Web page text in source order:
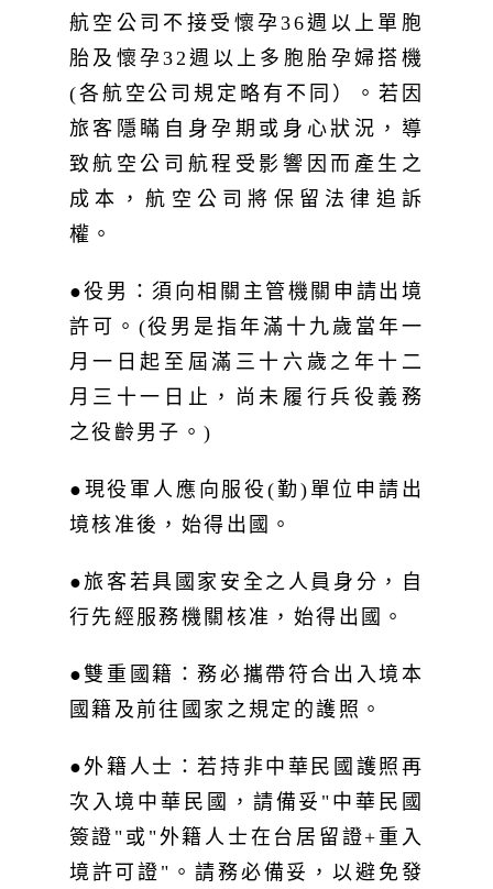
航空公司不接受懷孕36週以上單胞
胎及懷孕32週以上多胞胎孕婦搭機
(各航空公司規定略有不同）。若因
旅客隱瞞自身孕期或身心狀況，導
致航空公司航程受影響因而產生之
成本，航空公司將保留法律追訴
權。
●役男：須向相關主管機關申請出境
許可。(役男是指年滿十九歲當年一
月一日起至屆滿三十六歲之年十二
月三十一日止，尚未履行兵役義務
之役齡男子。)
●現役軍人應向服役(勤)單位申請出
境核准後，始得出國。
●旅客若具國家安全之人員身分，自
行先經服務機關核准，始得出國。
●雙重國籍：務必攜帶符合出入境本
國籍及前往國家之規定的護照。
●外籍人士：若持非中華民國護照再
次入境中華民國，請備妥"中華民國
簽證"或"外籍人士在台居留證+重入
境許可證"。請務必備妥，以避免發